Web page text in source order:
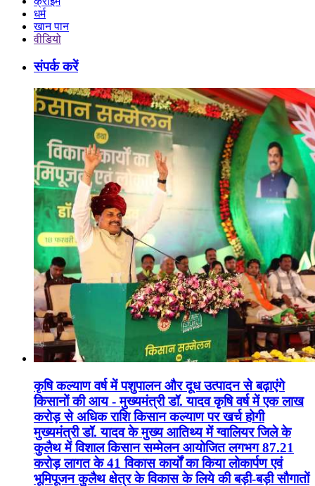
धर्म
खान पान
वीडियो
संपर्क करें
कृषि कल्याण वर्ष में पशुपालन और दूध उत्पादन से बढ़ाएंगे
किसानों की आय - मुख्यमंत्री डॉ. यादव कृषि वर्ष में एक लाख
करोड़ से अधिक राशि किसान कल्याण पर खर्च होगी
मुख्यमंत्री डॉ. यादव के मुख्य आतिथ्य में ग्वालियर जिले के
कुलैथ में विशाल किसान सम्मेलन आयोजित लगभग 87.21
करोड़ लागत के 41 विकास कार्यों का किया लोकार्पण एवं
भूमिपूजन कुलैथ क्षेत्र के विकास के लिये की बड़ी-बड़ी सौगातों